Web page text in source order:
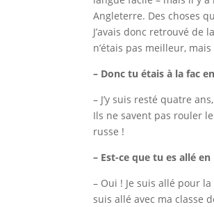
Angleterre. Des choses
J’avais donc retrouvé de
n’étais pas meilleur,
– Donc tu étais à la fac
– J’y suis resté quatre
Ils ne savent pas rouler
russe !
– Est-ce que tu es allé
– Oui ! Je suis allé pour
suis allé avec ma classe